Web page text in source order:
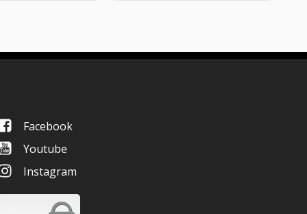
Facebook
Youtube
Instagram